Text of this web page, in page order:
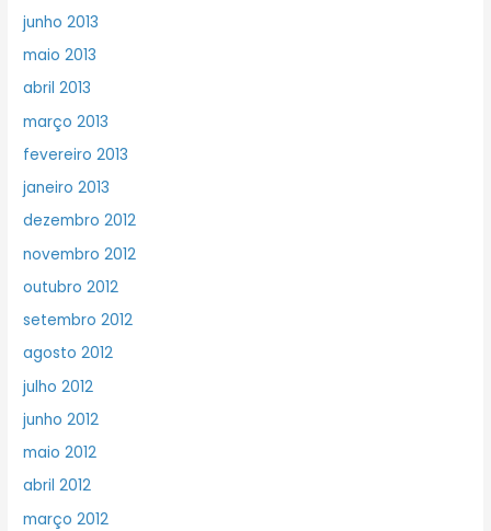
junho 2013
maio 2013
abril 2013
março 2013
fevereiro 2013
janeiro 2013
dezembro 2012
novembro 2012
outubro 2012
setembro 2012
agosto 2012
julho 2012
junho 2012
maio 2012
abril 2012
março 2012